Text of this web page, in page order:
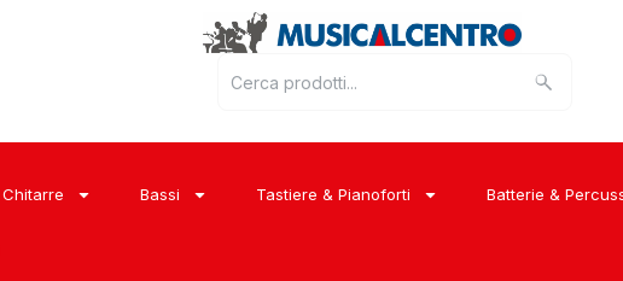
Chitarre Bassi Tastiere & Pianoforti Batterie &